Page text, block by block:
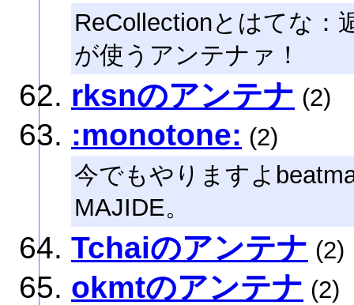
ReCollectionとはてな：
が使うアンテナァ！
rksnのアンテナ (2)
:monotone: (2)
今でもやりますよ
MAJIDE。
Tchaiのアンテナ (2)
okmtのアンテナ (2)